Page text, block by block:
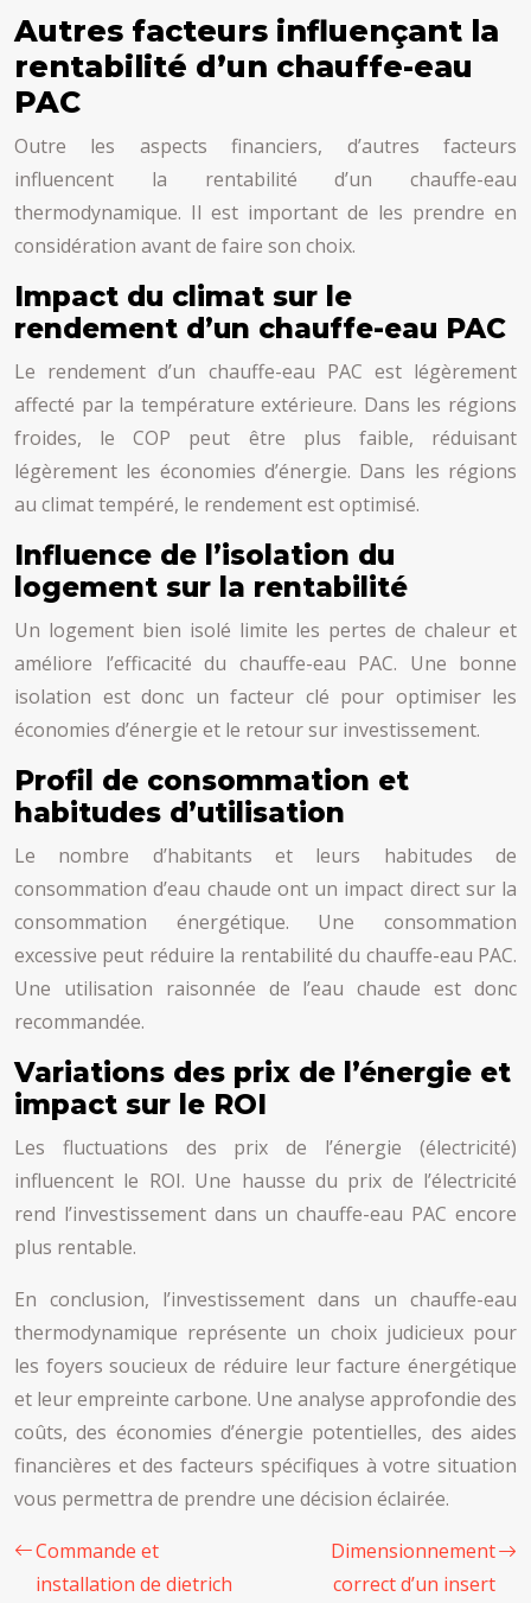
Autres facteurs influençant la
rentabilité d’un chauffe-eau
PAC
Outre les aspects financiers, d’autres facteurs
influencent la rentabilité d’un chauffe-eau
thermodynamique. Il est important de les prendre en
considération avant de faire son choix.
Impact du climat sur le
rendement d’un chauffe-eau PAC
Le rendement d’un chauffe-eau PAC est légèrement
affecté par la température extérieure. Dans les régions
froides, le COP peut être plus faible, réduisant
légèrement les économies d’énergie. Dans les régions
au climat tempéré, le rendement est optimisé.
Influence de l’isolation du
logement sur la rentabilité
Un logement bien isolé limite les pertes de chaleur et
améliore l’efficacité du chauffe-eau PAC. Une bonne
isolation est donc un facteur clé pour optimiser les
économies d’énergie et le retour sur investissement.
Profil de consommation et
habitudes d’utilisation
Le nombre d’habitants et leurs habitudes de
consommation d’eau chaude ont un impact direct sur la
consommation énergétique. Une consommation
excessive peut réduire la rentabilité du chauffe-eau PAC.
Une utilisation raisonnée de l’eau chaude est donc
recommandée.
Variations des prix de l’énergie et
impact sur le ROI
Les fluctuations des prix de l’énergie (électricité)
influencent le ROI. Une hausse du prix de l’électricité
rend l’investissement dans un chauffe-eau PAC encore
plus rentable.
En conclusion, l’investissement dans un chauffe-eau
thermodynamique représente un choix judicieux pour
les foyers soucieux de réduire leur facture énergétique
et leur empreinte carbone. Une analyse approfondie des
coûts, des économies d’énergie potentielles, des aides
financières et des facteurs spécifiques à votre situation
vous permettra de prendre une décision éclairée.
Commande et
installation de dietrich
Dimensionnement
correct d’un insert